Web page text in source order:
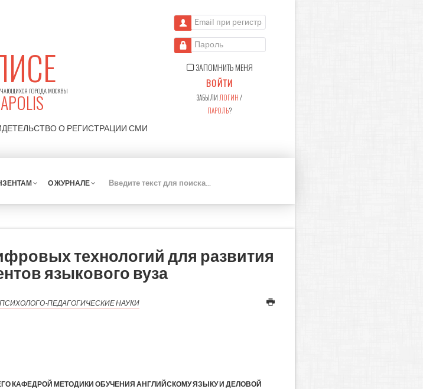
ГОРОДА МОСКВЫ
О РЕГИСТРАЦИИ СМИ
Email при регистрации
Пароль
ЗАПОМНИТЬ МЕНЯ
ВОЙТИ
ЗАБЫЛИ ЛОГИН/
ПАРОЛЬ?
О ЖУРНАЛЕ
К
технологий для развития
языкового вуза
ПСИХОЛОГО-ПЕДАГОГИЧЕСКИЕ НАУКИ
КАФЕДРОЙ МЕТОДИКИ ОБУЧЕНИЯ АНГЛИЙСКОМУ ЯЗЫКУ И ДЕЛОВОЙ